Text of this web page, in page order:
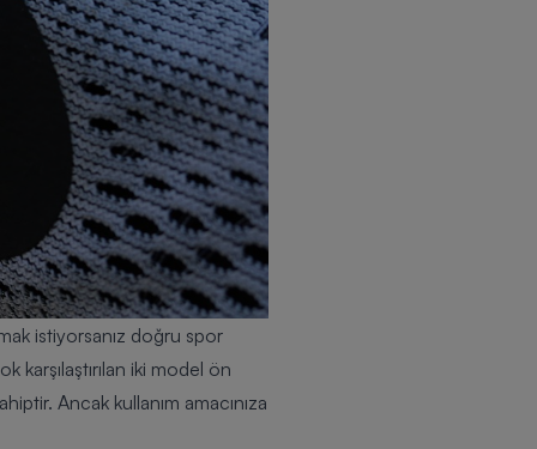
istiyorsanız doğru spor
iki model ön
Ancak kullanım amacınıza